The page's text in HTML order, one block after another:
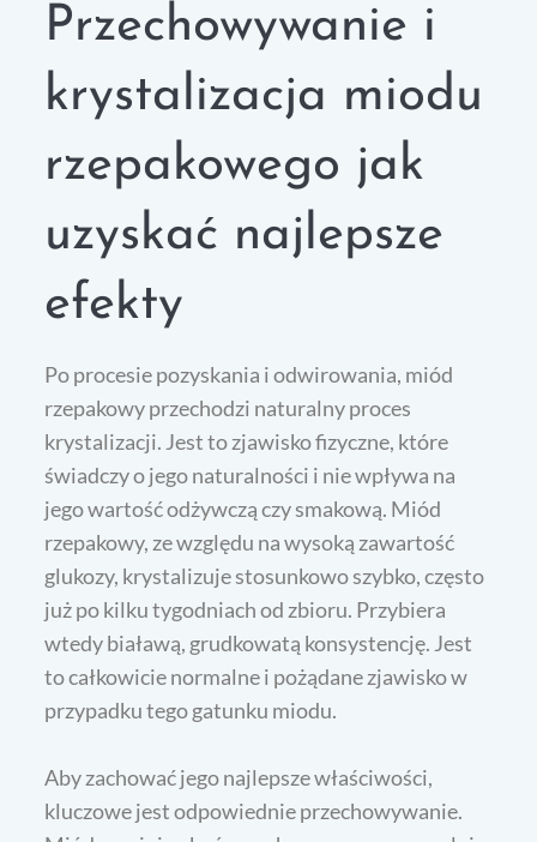
Przechowywanie i
krystalizacja miodu
rzepakowego jak
uzyskać najlepsze
efekty
Po procesie pozyskania i odwirowania, miód
rzepakowy przechodzi naturalny proces
krystalizacji. Jest to zjawisko fizyczne, które
świadczy o jego naturalności i nie wpływa na
jego wartość odżywczą czy smakową. Miód
rzepakowy, ze względu na wysoką zawartość
glukozy, krystalizuje stosunkowo szybko, często
już po kilku tygodniach od zbioru. Przybiera
wtedy białawą, grudkowatą konsystencję. Jest
to całkowicie normalne i pożądane zjawisko w
przypadku tego gatunku miodu.
Aby zachować jego najlepsze właściwości,
kluczowe jest odpowiednie przechowywanie.